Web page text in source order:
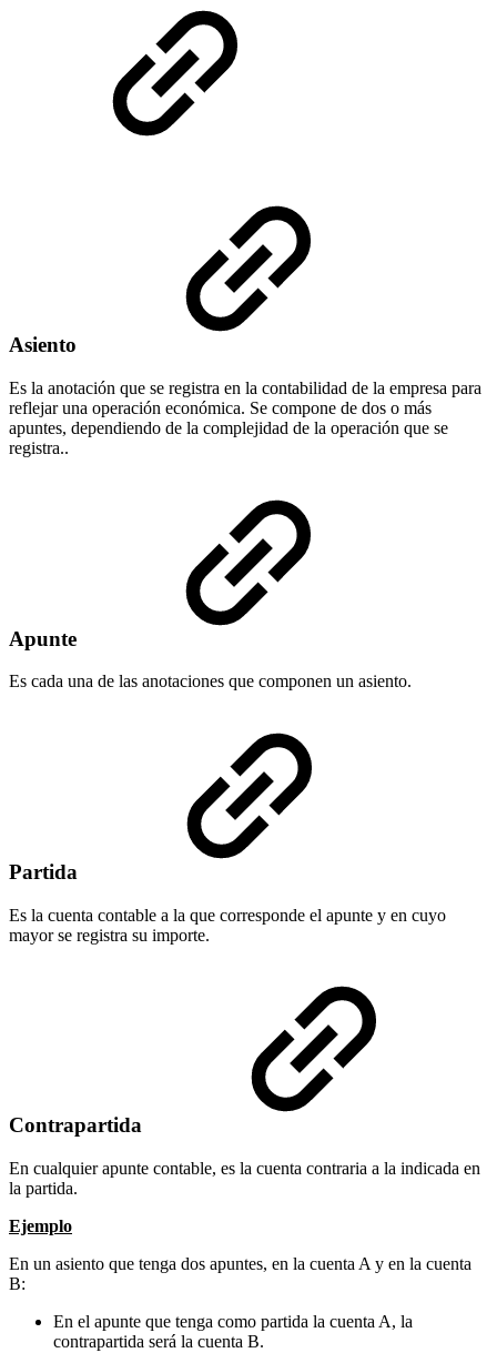
Asiento
Es la anotación que se registra en la contabilidad de la empresa para
reflejar una operación económica. Se compone de dos o más
apuntes, dependiendo de la complejidad de la operación que se
registra..
Apunte
Es cada una de las anotaciones que componen un asiento.
Partida
Es la cuenta contable a la que corresponde el apunte y en cuyo
mayor se registra su importe.
Contrapartida
En cualquier apunte contable, es la cuenta contraria a la indicada en
la partida.
Ejemplo
En un asiento que tenga dos apuntes, en la cuenta A y en la cuenta
B:
En el apunte que tenga como partida la cuenta A, la
contrapartida será la cuenta B.